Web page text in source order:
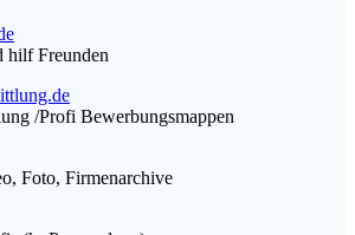
hilf Freunden
/Profi Bewerbungsmappen
Foto, Firmenarchive